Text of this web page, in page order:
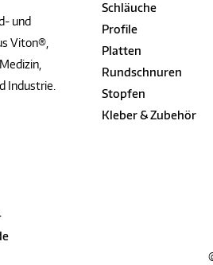
und
Viton®,
Industrie.
Schläuche
Profile
Platten
Rundschnuren
Stopfen
Kleber & Zubehör